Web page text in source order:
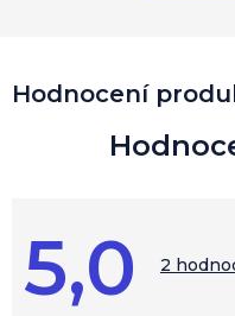
Hodnocení
5,0 produktu
2
V